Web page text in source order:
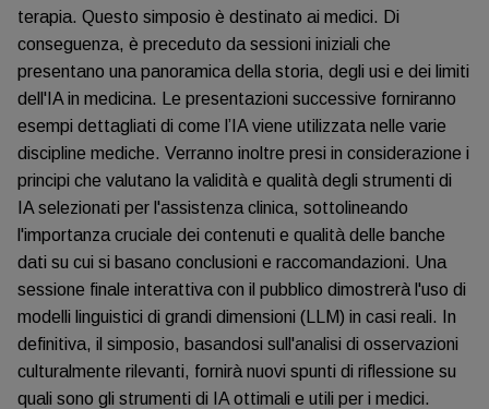
terapia. Questo simposio è destinato ai medici. Di
conseguenza, è preceduto da sessioni iniziali che
presentano una panoramica della storia, degli usi e dei limiti
dell'IA in medicina. Le presentazioni successive forniranno
esempi dettagliati di come l’IA viene utilizzata nelle varie
discipline mediche. Verranno inoltre presi in considerazione i
principi che valutano la validità e qualità degli strumenti di
IA selezionati per l'assistenza clinica, sottolineando
l'importanza cruciale dei contenuti e qualità delle banche
dati su cui si basano conclusioni e raccomandazioni. Una
sessione finale interattiva con il pubblico dimostrerà l'uso di
modelli linguistici di grandi dimensioni (LLM) in casi reali. In
definitiva, il simposio, basandosi sull'analisi di osservazioni
culturalmente rilevanti, fornirà nuovi spunti di riflessione su
quali sono gli strumenti di IA ottimali e utili per i medici.